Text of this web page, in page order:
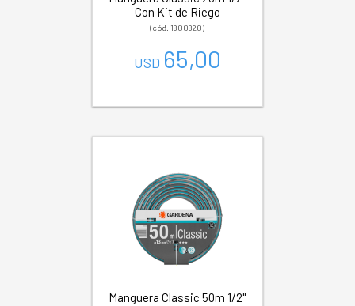
Con Kit de Riego
(cód. 1800820)
USD 65,00
Manguera Classic 50m 1/2"